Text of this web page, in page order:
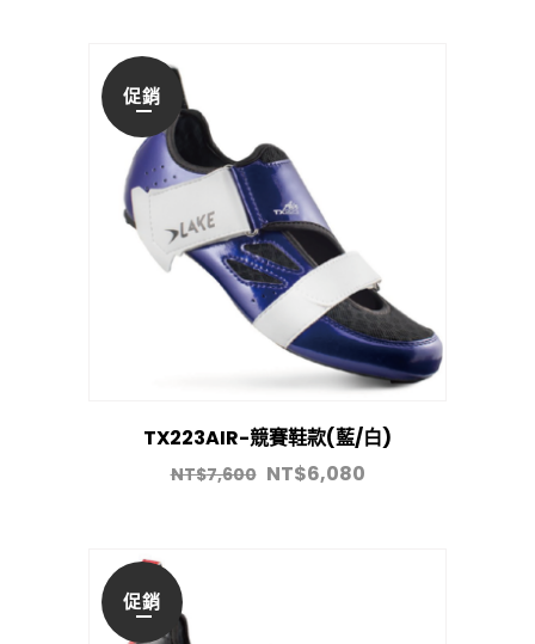
促銷
TX223AIR-競賽鞋款(藍/白)
NT$7,600 NT$6,080
促銷